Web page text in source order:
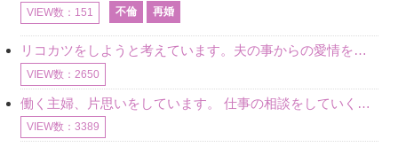
VIEW数：151 不倫 再婚
リコカツをしようと考えています。夫の事からの愛情を全く感じません。子供がいるので、子供が成長するまではと我慢しています。 まず、お金が必要だと考え、仕事の量も増やしました。ところが、夫は働かず、結局は
VIEW数：2650
働く主婦、片思いをしています。 仕事の相談をしていくうちに、彼のことを好きになりました。私には夫も子供もいます。不倫をしているわけでもなく、もちろん、この気持ちは誰にも話していません。 ラインをする関
VIEW数：3389